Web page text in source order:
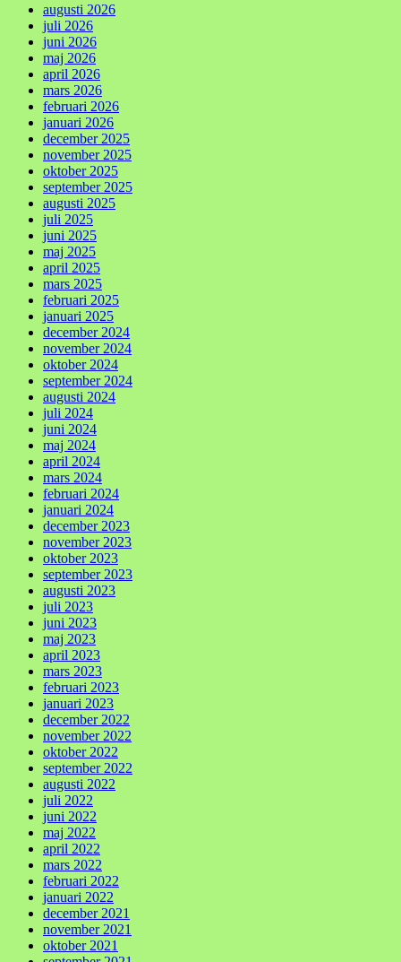
augusti 2026
juli 2026
juni 2026
maj 2026
april 2026
mars 2026
februari 2026
januari 2026
december 2025
november 2025
oktober 2025
september 2025
augusti 2025
juli 2025
juni 2025
maj 2025
april 2025
mars 2025
februari 2025
januari 2025
december 2024
november 2024
oktober 2024
september 2024
augusti 2024
juli 2024
juni 2024
maj 2024
april 2024
mars 2024
februari 2024
januari 2024
december 2023
november 2023
oktober 2023
september 2023
augusti 2023
juli 2023
juni 2023
maj 2023
april 2023
mars 2023
februari 2023
januari 2023
december 2022
november 2022
oktober 2022
september 2022
augusti 2022
juli 2022
juni 2022
maj 2022
april 2022
mars 2022
februari 2022
januari 2022
december 2021
november 2021
oktober 2021